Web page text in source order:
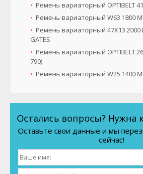
Ремень вариаторный OPTIBELT
Ремень вариаторный W63 1800
Ремень вариаторный 47X13 2000
GATES
Ремень вариаторный OPTIBELT
790)
Ремень вариаторный W25 1400
Остались вопросы? Нужна
Оставьте свои данные и мы
сейчас!